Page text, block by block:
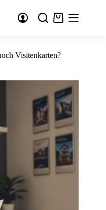
Warenkorb
Visitenkarten?